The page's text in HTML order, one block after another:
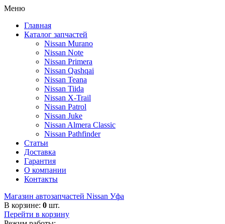
Меню
Главная
Каталог запчастей
Nissan Murano
Nissan Note
Nissan Primera
Nissan Qashqai
Nissan Teana
Nissan Tiida
Nissan X-Trail
Nissan Patrol
Nissan Juke
Nissan Almera Classic
Nissan Pathfinder
Статьи
Доставка
Гарантия
О компании
Контакты
Магазин автозапчастей Nissan Уфа
В корзине: 0 шт.
Перейти в корзину